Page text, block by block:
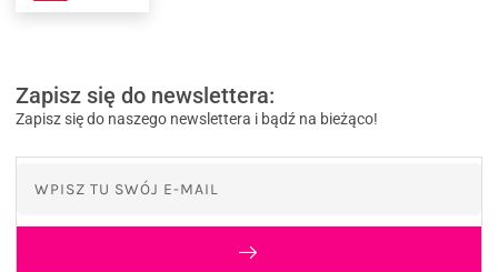
Zapisz się do newslettera:
Zapisz się do naszego newslettera i bądź na bieżąco!